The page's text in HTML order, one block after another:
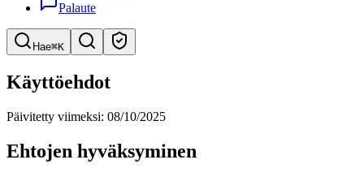
Palaute
Hae⌘K
Etsi työkaluja
Pikahaku työkaluihin
Käyttöehdot
Päivitetty viimeksi: 08/10/2025
Ehtojen hyväksyminen